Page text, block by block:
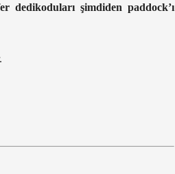
dedikoduları şimdiden paddock’ı